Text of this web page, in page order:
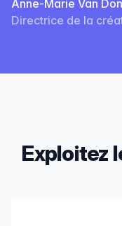
Anne-Marie Van
Directrice de la
Exploitez